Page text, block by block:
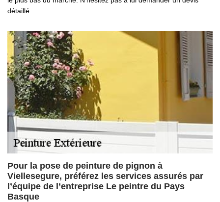
détaillé.
Pour la pose de peinture de pignon à
Viellesegure, préférez les services assurés par
l’équipe de l’entreprise Le peintre du Pays
Basque